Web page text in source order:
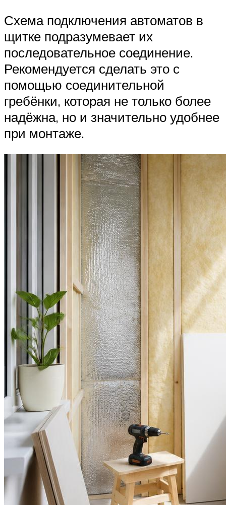
Схема подключения автоматов в
щитке подразумевает их
последовательное соединение.
Рекомендуется сделать это с
помощью соединительной
гребёнки, которая не только более
надёжна, но и значительно удобнее
при монтаже.